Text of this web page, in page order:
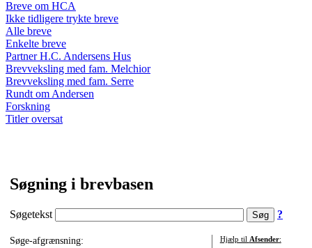
Breve om HCA
Ikke tidligere trykte breve
Alle breve
Enkelte breve
Partner H.C. Andersens Hus
Brevveksling med fam. Melchior
Brevveksling med fam. Serre
Rundt om Andersen
Forskning
Titler oversat
Søgning i brevbasen
Søgetekst ?
Søge-afgrænsning:
Hjælp til Afsender: